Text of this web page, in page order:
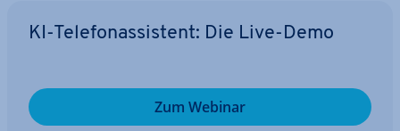
KI-Te­le­fon­as­sis­tent: Die Live-Demo
Zum Webinar